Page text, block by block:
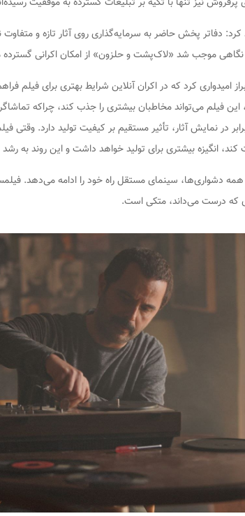
کرد: دفاتر پخش حاضر به سرمایه‌گذاری روی آثار تازه و
نگاهی موجب شد «لاک‌پشت و حلزون» از امکان اکرانی گسترده
امیدواری کرد که در اکران آنلاین شرایط بهتری برای فیلم
این فیلم می‌تواند مخاطبان بیشتری را جذب کند، چراکه
در نمایش آثار، تأثیر مستقیم بر کیفیت تولید دارد. وقتی
کند، انگیزه بیشتری برای تولید خواهد داشت و این روند به
همه دشواری‌ها، سینمای مستقل راه خود را ادامه می‌دهد.
که درست می‌داند، متکی است.